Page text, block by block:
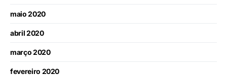
maio 2020
abril 2020
março 2020
fevereiro 2020